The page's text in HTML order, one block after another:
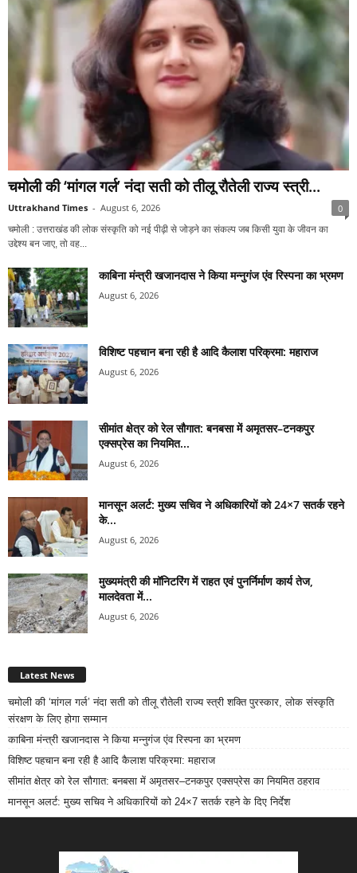
चमोली की ‘मांगल गर्ल’ नंदा सती को तीलू रौतेली राज्य स्त्री...
Uttrakhand Times - August 6, 2026 0
चमोली : उत्तराखंड की लोक संस्कृति को नई पीढ़ी से जोड़ने का संकल्प जब किसी युवा के जीवन का
उद्देश्य बन जाए, तो वह...
काबिना मंन्त्री खजानदास ने किया मन्नुगंज एंव रिस्पना का भ्रमण
August 6, 2026
विशिष्ट पहचान बना रही है आदि कैलाश परिक्रमा: महाराज
August 6, 2026
सीमांत क्षेत्र को रेल सौगात: बनबसा में अमृतसर–टनकपुर
एक्सप्रेस का नियमित...
August 6, 2026
मानसून अलर्ट: मुख्य सचिव ने अधिकारियों को 24×7 सतर्क रहने
के...
August 6, 2026
मुख्यमंत्री की मॉनिटरिंग में राहत एवं पुनर्निर्माण कार्य तेज,
मालदेवता में...
August 6, 2026
Latest News
चमोली की ‘मांगल गर्ल’ नंदा सती को तीलू रौतेली राज्य स्त्री शक्ति पुरस्कार, लोक संस्कृति
संरक्षण के लिए होगा सम्मान
काबिना मंन्त्री खजानदास ने किया मन्नुगंज एंव रिस्पना का भ्रमण
विशिष्ट पहचान बना रही है आदि कैलाश परिक्रमा: महाराज
सीमांत क्षेत्र को रेल सौगात: बनबसा में अमृतसर–टनकपुर एक्सप्रेस का नियमित ठहराव
मानसून अलर्ट: मुख्य सचिव ने अधिकारियों को 24×7 सतर्क रहने के दिए निर्देश